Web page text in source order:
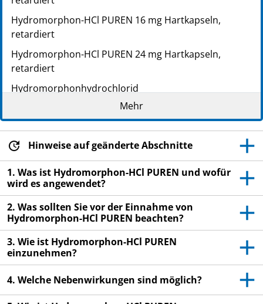
PZN: 11355019
PPN: 111135501938
NTIN: 04150113550193
Hydromorphon-HCl PUREN 16 mg Hartkapseln,
retardiert
Hydromorphon-HCl PUREN 24 mg Hartkapseln,
retardiert
Hydromorphonhydrochlorid
Zur Anwendung bei Jugendlichen ab 12 Jahren und
Erwachsenen
Lesen Sie die gesamte Packungsbeilage sorgfältig
Arzneimittels beginnen, denn sie enthält wichtige
Informationen.
Heben Sie die Packungsbeilage auf. Vielleicht
möchten Sie diese später nochmals lesen.
Wenn Sie weitere Fragen haben, wenden Sie sich
an Ihren Arzt oder Apotheker.
Dieses Arzneimittel wurde Ihnen persönlich
verschrieben. Geben Sie es nicht an Dritte weiter.
Es kann anderen Menschen schaden, auch wenn
Mehr
Hinweise auf geänderte Abschnitte
1. Was ist Hydromorphon-HCl PUREN und wofür
wird es angewendet?
2. Was sollten Sie vor der Einnahme von
Hydromorphon-HCl PUREN beachten?
3. Wie ist Hydromorphon-HCl PUREN
einzunehmen?
4. Welche Nebenwirkungen sind möglich?